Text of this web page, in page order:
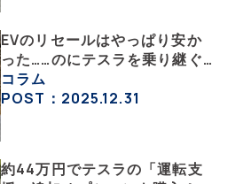
EVのリセールはやっぱり安か
った……のにテスラを乗り継ぐ
ってどういうこと？ 【テスラ
沼にはまった大学教授のEV生
コラム
POST：2025.12.31
約44万円でテスラの「運転支